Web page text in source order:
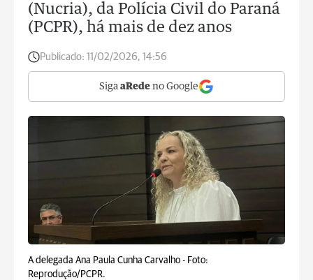
(Nucria), da Polícia Civil do Paraná
(PCPR), há mais de dez anos
Publicado: 11/02/2026, 14:56
Siga aRede no Google
A delegada Ana Paula Cunha Carvalho - Foto:
Reprodução/PCPR.